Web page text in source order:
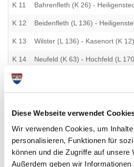
Diese Webseite verwendet
Wir verwenden Cookies, um
personalisieren, Funktionen für
können und die Zugriffe auf unsere
Außerdem geben wir Informationen
K 11 Bahrenfleth (K 26) -
K 12 Beidenfleth (L 136) -
K 13 Wilster (L 136) - Kasenort (K 12)
K 14 Neufeld (K 63) - Hochfeld (L
K 15
K 16 Averfleth (K 17) - Rumfleth (K
K 17 Nortorf (K 15) - Averfleth -
K 18 Dückerstieg (L 135) -
K 19 Agethorst (L 130) - Mehlbek (K